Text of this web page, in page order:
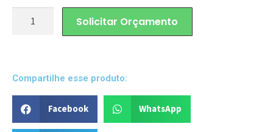
Solicitar Orçamento
Compartilhe esse produto:
Facebook WhatsApp